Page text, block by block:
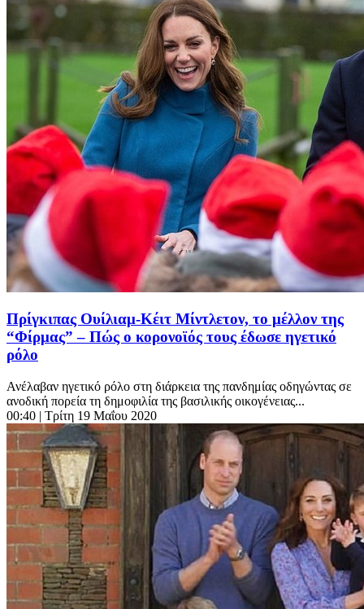
Πρίγκιπας Ουίλιαμ-Κέιτ Μίντλετον, το μέλλον της
“Φίρμας” – Πώς ο κορονοϊός τους έδωσε ηγετικό
ρόλο
Ανέλαβαν ηγετικό ρόλο στη διάρκεια της πανδημίας οδηγώντας σε
ανοδική πορεία τη δημοφιλία της βασιλικής οικογένειας...
00:40 | Τρίτη 19 Μαΐου 2020